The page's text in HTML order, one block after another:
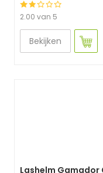
2.00 van 5
Bekijken
Lashelm Gamador